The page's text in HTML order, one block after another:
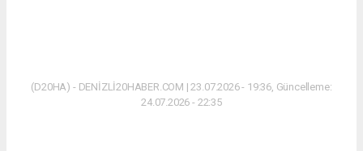
(D20HA) - DENİZLİ20HABER.COM | 23.07.2026 - 19:36, Güncelleme:
24.07.2026 - 22:35